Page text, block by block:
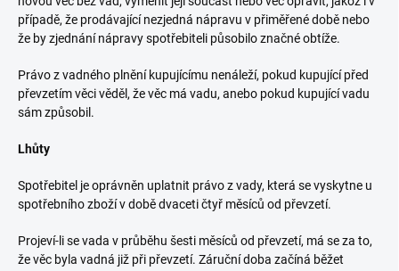
případě, že prodávající nezjedná nápravu v přiměřené době nebo
že by zjednání nápravy spotřebiteli působilo značné obtíže.
Právo z vadného plnění kupujícímu nenáleží, pokud kupující před
převzetím věci věděl, že věc má vadu, anebo pokud kupující vadu
sám způsobil.
Lhůty
Spotřebitel je oprávněn uplatnit právo z vady, která se vyskytne u
spotřebního zboží v době dvaceti čtyř měsíců od převzetí.
Projeví-li se vada v průběhu šesti měsíců od převzetí, má se za to,
že věc byla vadná již při převzetí. Záruční doba začíná běžet